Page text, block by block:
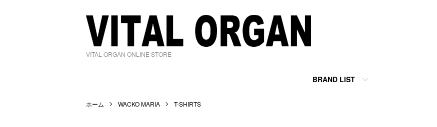
VITAL ORGAN ONLINE STORE
BRAND LIST
ホーム WACKO MARIA T-SHIRTS